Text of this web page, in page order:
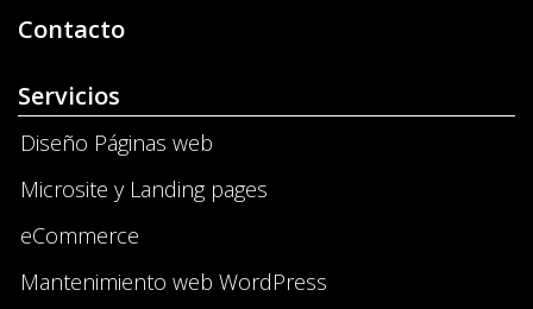
Contacto
Servicios
Diseño Páginas web
Microsite y Landing pages
eCommerce
Mantenimiento web WordPress